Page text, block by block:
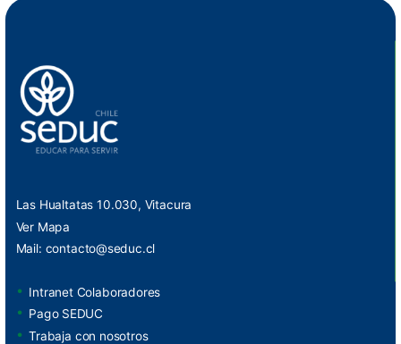
Las Hualtatas 10.030, Vitacura
Ver Mapa
Mail: contacto@seduc.cl
Intranet Colaboradores
Pago SEDUC
Trabaja con nosotros